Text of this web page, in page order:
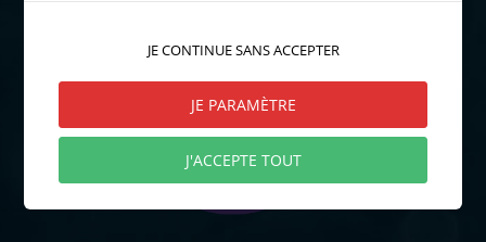
JE PARAMÈTRE
JE CONTINUE SANS ACCEPTER
J'ACCEPTE TOUT